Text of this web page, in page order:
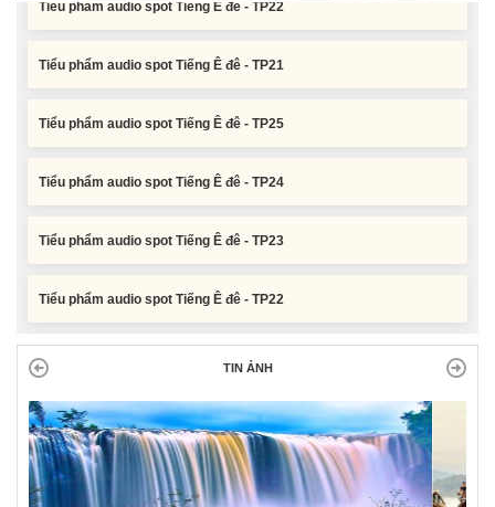
Tiểu phẩm audio spot Tiếng Ê đê - TP21
Tiểu phẩm audio spot Tiếng Ê đê - TP25
Tiểu phẩm audio spot Tiếng Ê đê - TP24
Tiểu phẩm audio spot Tiếng Ê đê - TP23
Tiểu phẩm audio spot Tiếng Ê đê - TP22
Tiểu phẩm audio spot Tiếng Ê đê - TP21
TIN ẢNH